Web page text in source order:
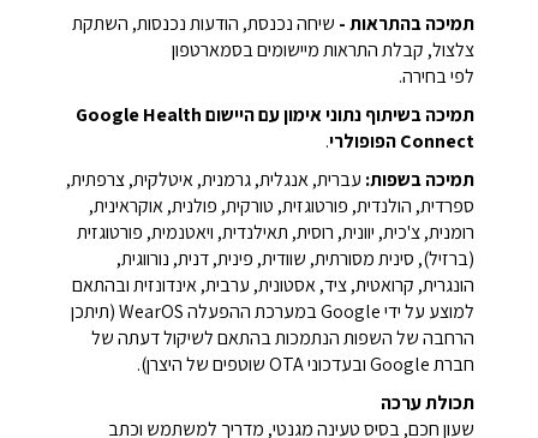
תמיכה בהתראות - שיחה נכנסת, הודעות נכנסות, השתקת
צלצול, קבלת התראות מיישומים בסמארטפון
לפי בחירה.
תמיכה בשיתוף נתוני אימון עם היישום Google Health
Connect הפופולרי
.
תמיכה בשפות: עברית, אנגלית, גרמנית, איטלקית, צרפתית,
ספרדית, הולנדית, פורטוגזית, טורקית, פולנית, אוקראינית,
רומנית, צ'כית, יוונית, רוסית, תאילנדית, ויאטנמית, פורטוגזית
(ברזיל), סינית מסורתית, שוודית, פינית, דנית, נורווגית,
הונגרית, קרואטית, ציד, אסטונית, ערבית, אינדונזית ובהתאם
למוצע על ידי Google במערכת ההפעלה WearOS (תיתכן
הרחבה של השפות הנתמכות בהתאם לשיקול דעתה של
חברת Google ובעדכוני OTA שוטפים של היצרן).
תכולת ערכה
שעון חכם, בסיס טעינה מגנטי, מדריך למשתמש וכתב